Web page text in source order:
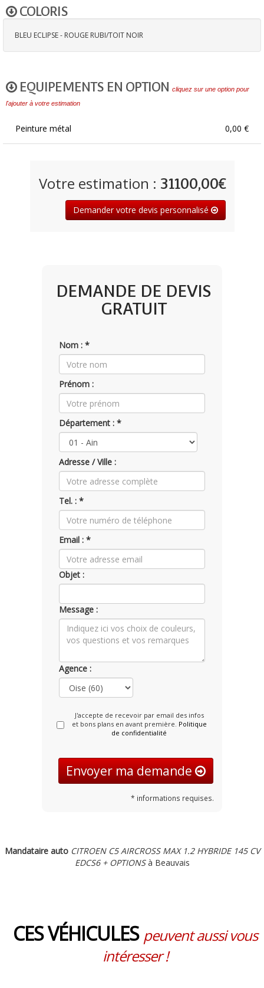
COLORIS
BLEU ECLIPSE - ROUGE RUBI/TOIT NOIR
EQUIPEMENTS EN OPTION cliquez sur une option pour
l'ajouter à votre estimation
Peinture métal 0,00 €
Votre estimation : 31100,00€
Demander votre devis personnalisé
DEMANDE DE DEVIS
GRATUIT
Nom : *
Prénom :
Département : *
Adresse / Ville :
Tel. : *
Email : *
Objet :
Message :
Agence :
J'accepte de recevoir par email des infos
et bons plans en avant première. Politique
de confidentialité
Envoyer ma demande
* informations requises.
Mandataire auto CITROEN C5 AIRCROSS MAX 1.2 HYBRIDE 145 CV
EDCS6 + OPTIONSà Beauvais
CES VÉHICULES peuvent aussi vous
intéresser !